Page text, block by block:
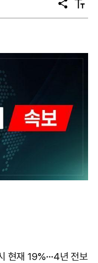
공
유
텍
스
현재 19%···4년 전보